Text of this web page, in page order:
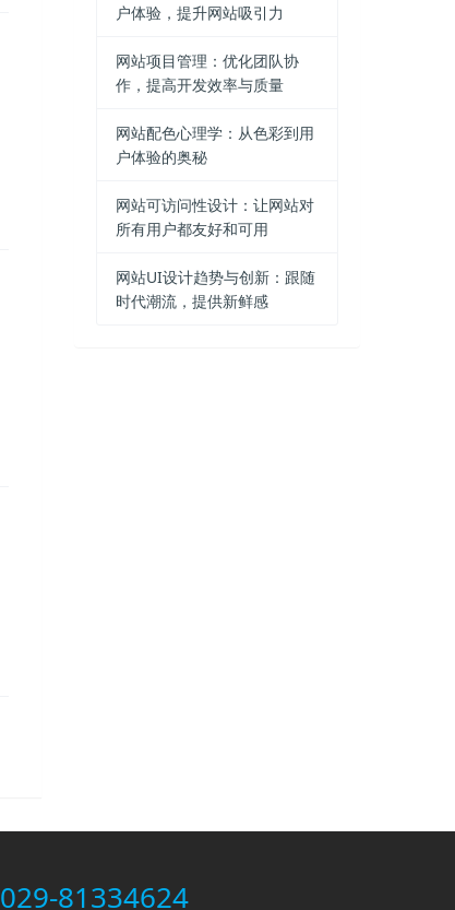
户体验，提升网站吸引力
网站项目管理：优化团队协
作，提高开发效率与质量
网站配色心理学：从色彩到用
户体验的奥秘
网站可访问性设计：让网站对
所有用户都友好和可用
网站UI设计趋势与创新：跟随
时代潮流，提供新鲜感
029-81334624